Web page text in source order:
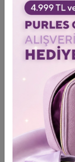
Produktfunktion
Inhalt
Lieferung &
/0